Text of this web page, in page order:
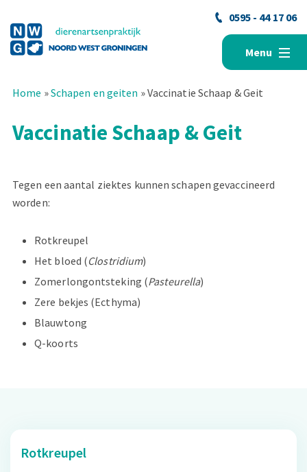
0595 - 44 17 06
Menu
Home »Schapen en geiten »Vaccinatie Schaap & Geit
Vaccinatie Schaap & Geit
Tegen een aantal ziektes kunnen schapen gevaccineerd
worden:
Rotkreupel
Het bloed (Clostridium)
Zomerlongontsteking (Pasteurella)
Zere bekjes (Ecthyma)
Blauwtong
Q-koorts
Rotkreupel